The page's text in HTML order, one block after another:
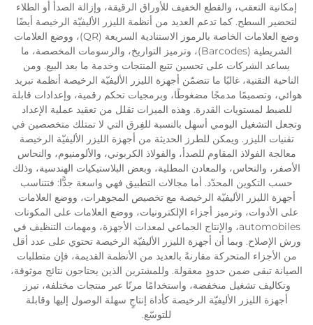
إمكانية التعقب، والقطع الخفيف للأوراق الرقيقة، وإزالة الصدأ أو الطلاء
لتحضير السطح. كما تدعم العديد من أنظمة الليزر الأليفيّة الرخيصة أيضًا
وضع العلامات الخاصة بالرموز الاستنادية السريعة (QR)، ووضع العلامات
الشريطية (Barcodes)، وترميز التواريخ، والرسومات المخصصة، ما
يساعد الشركات على تحسين تتبع المنتجات وخدمة ما بعد البيع. ومن
الناحية التقنية، غالبًا ما تتضمّن أجهزة الليزر الأليفيّة الرخيصة أنظمة تبريد
هوائي، وتصميمًا مدمجًا مضغوطًا، وبرمجيات تحكم رقمية، وإعدادات قابلة
للضبط لمستويات القدرة. وهذه الميزات تقلل من تعقيد عملية الإعداد
وتجعل التشغيل اليومي أسهل بالنسبة للفِرق التي لا تمتلك متخصصين في
تقنيات الليزر. ويمكن للطرز الحديثة من أجهزة الليزر الأليفيّة الرخيصة
معالجة الفولاذ المقاوم للصدأ، والفولاذ الكربوني، والألومنيوم، والنحاس
الأصفر، والنحاس، والمعادن المطلية، وبعض البلاستيكيات الهندسية، وذلك
حسب التكوين المحدّد. أما مجالات التطبيق فهي واسعة جدًّا: فتتناسب
أجهزة الليزر الأليفيّة الرخيصة مع تخصيص المجوهرات، ووضع العلامات
على الأدوات، وترميز أجزاء الإلكترونيات، ووضع العلامات على المكونات
automobiles، والإنتاج الجماعي لمعدات الأجهزة، ومهمات التنظيف في
ورش الإصلاح. وبما أن أجهزة الليزر الأليفيّة الرخيصة تحتوي على عدد أقل
من الأجزاء المتحركة مقارنةً بالعديد من الأنظمة القديمة، فإن متطلبات
الصيانة تبقى ضمن حدودٍ معقولة. وللمشترين الذين يحتاجون نتائج موثوقة،
وتكاليف تشغيل منخفضة، واستخدامًا مرنًا عبر منتجات مختلفة، تبرز
أجهزة الليزر الأليفيّة الرخيصة كأداة إنتاجٍ سهلة الوصول إليها وقابلة
للتوسّع.